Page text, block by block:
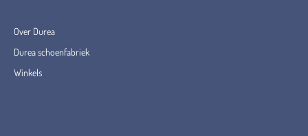
Over Durea
Durea schoenfabriek
Winkels